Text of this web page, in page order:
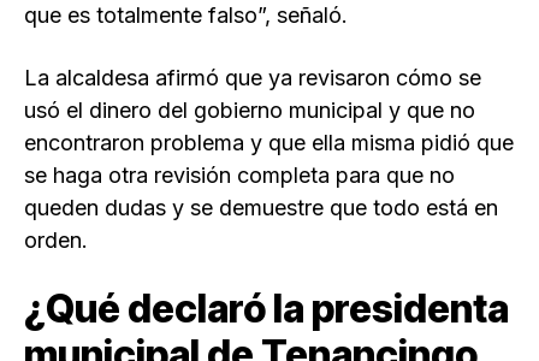
que es totalmente falso”, señaló.
La alcaldesa afirmó que ya revisaron cómo se
usó el dinero del gobierno municipal y que no
encontraron problema y que ella misma pidió que
se haga otra revisión completa para que no
queden dudas y se demuestre que todo está en
orden.
¿Qué declaró la presidenta